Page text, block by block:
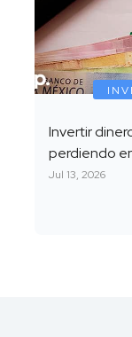
Invertir
perdiendo
Jul 13, 2026